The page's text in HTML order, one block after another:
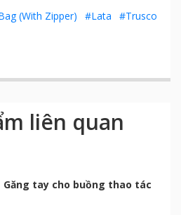
(With Zipper) #Lata
#Trusco
liên quan
Găng tay cho buồng thao tác